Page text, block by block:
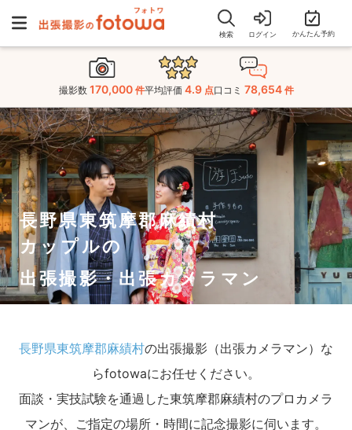
検索 ログイン かんたん予約
撮影数 170,000 件平均評価 4.9 点口コミ 78,654 件
長野県東筑摩郡麻績村
カップルの
出張撮影・出張カメラマン
長野県東筑摩郡麻績村の出張撮影（出張カメラマン）な
らfotowaにお任せください。
面談・実技試験を通過した東筑摩郡麻績村のプロカメラ
マンが、ご指定の場所・時間に記念撮影に伺います。